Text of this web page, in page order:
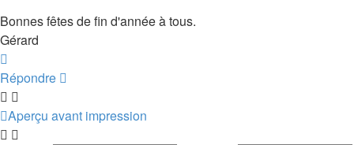
Bonnes fêtes de fin d'année à tous.
Gérard
Répondre
Aperçu avant impression